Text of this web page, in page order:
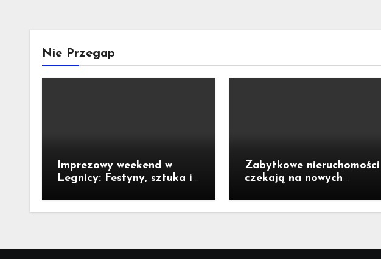
Nie Przegap
Imprezowy weekend w
Legnicy: Festyny, sztuka i
Zabytkowe nieruchomości
czekają na nowych